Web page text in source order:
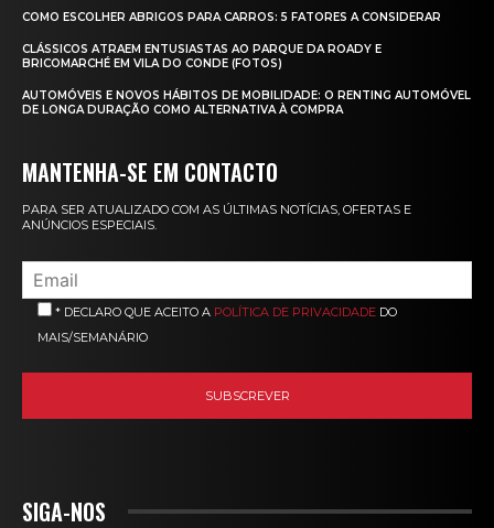
COMO ESCOLHER ABRIGOS PARA CARROS: 5 FATORES A CONSIDERAR
CLÁSSICOS ATRAEM ENTUSIASTAS AO PARQUE DA ROADY E
BRICOMARCHÉ EM VILA DO CONDE (FOTOS)
AUTOMÓVEIS E NOVOS HÁBITOS DE MOBILIDADE: O RENTING AUTOMÓVEL
DE LONGA DURAÇÃO COMO ALTERNATIVA À COMPRA
MANTENHA-SE EM CONTACTO
PARA SER ATUALIZADO COM AS ÚLTIMAS NOTÍCIAS, OFERTAS E
ANÚNCIOS ESPECIAIS.
* DECLARO QUE ACEITO A POLÍTICA DE PRIVACIDADE DO
MAIS/SEMANÁRIO
SIGA-NOS